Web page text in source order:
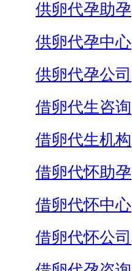
供卵代孕助孕
供卵代孕中心
供卵代孕公司
借卵代生咨询
借卵代生机构
借卵代怀助孕
借卵代怀中心
借卵代怀公司